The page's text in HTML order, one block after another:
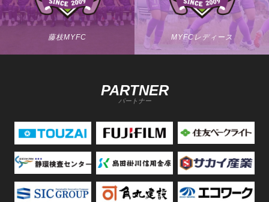
藤枝MYFC MYFCレディース
PARTNER
パートナー